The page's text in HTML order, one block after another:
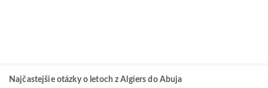
Najčastejšie otázky o letoch z Algiers do Abuja